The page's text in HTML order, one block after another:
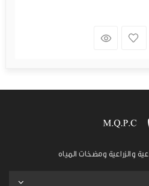
والزراعية ومضخات المياه